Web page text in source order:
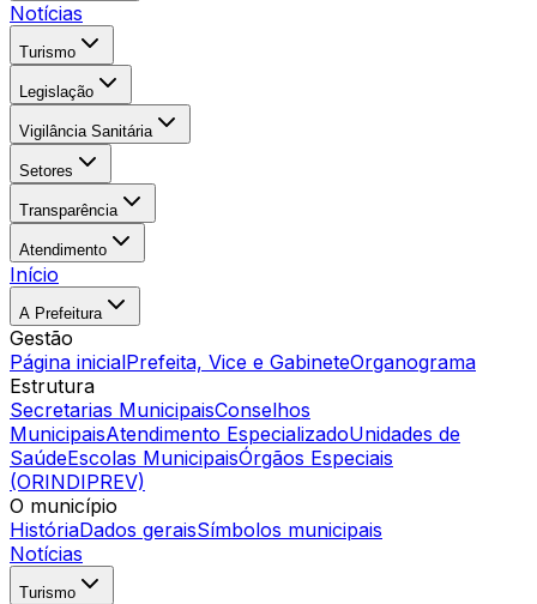
Notícias
Turismo
Legislação
Vigilância Sanitária
Setores
Transparência
Atendimento
Início
A Prefeitura
Gestão
Página inicialPrefeita, Vice e GabineteOrganograma
Estrutura
Secretarias MunicipaisConselhos
MunicipaisAtendimento EspecializadoUnidades de
SaúdeEscolas MunicipaisÓrgãos Especiais
(ORINDIPREV)
O município
HistóriaDados geraisSímbolos municipais
Notícias
Turismo